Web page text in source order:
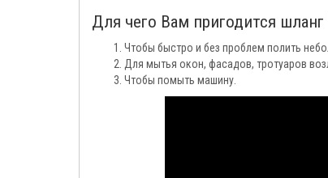
Для чего Вам пригодится
Чтобы быстро и без проблем полить
Для мытья окон, фасадов, тротуаров
Чтобы помыть машину.